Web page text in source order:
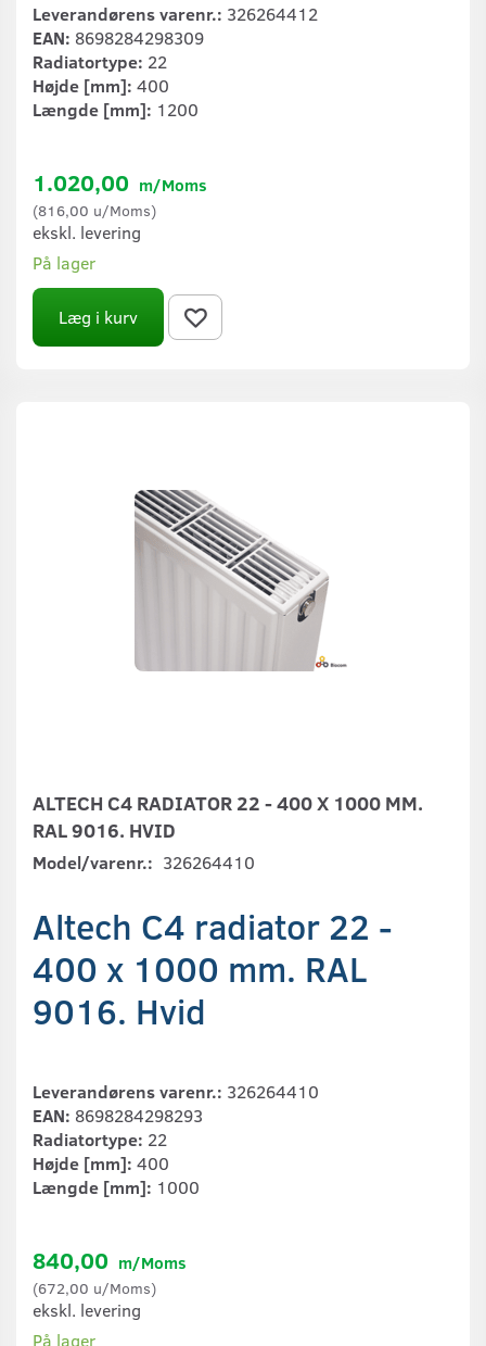
Leverandørens varenr.: 326264412
EAN: 8698284298309
Radiatortype: 22
Højde [mm]: 400
Længde [mm]: 1200
1.020,00 m/Moms
(816,00 u/Moms)
ekskl. levering
På lager
Læg i kurv
ALTECH C4 RADIATOR 22 - 400 X 1000 MM.
RAL 9016. HVID
Model/varenr.: 326264410
Altech C4 radiator 22 -
400 x 1000 mm. RAL
9016. Hvid
Leverandørens varenr.: 326264410
EAN: 8698284298293
Radiatortype: 22
Højde [mm]: 400
Længde [mm]: 1000
840,00 m/Moms
(672,00 u/Moms)
ekskl. levering
På lager